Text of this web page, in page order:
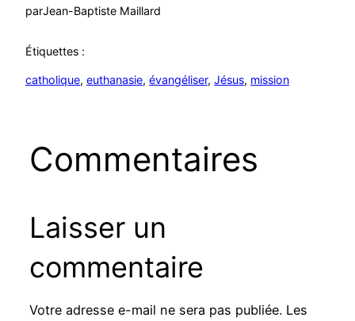
parJean-Baptiste Maillard
Étiquettes :
catholique, euthanasie, évangéliser, Jésus, mission
Commentaires
Laisser un
commentaire
Votre adresse e-mail ne sera pas publiée. Les